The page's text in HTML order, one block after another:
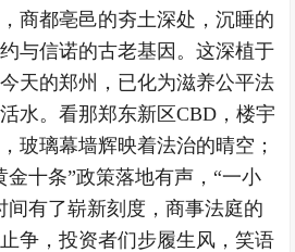
商都亳邑的夯土深处，沉睡的
与信诺的古老基因。这深植于
天的郑州，已化为滋养公平法
水。看那郑东新区CBD，楼宇
玻璃幕墙辉映着法治的晴空；
金十条”政策落地有声，“一小
间有了崭新刻度，商事法庭的
争，投资者们步履生风，笑语